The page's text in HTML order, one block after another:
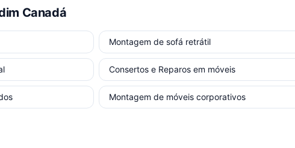
Canadá
Montagem de sofá retrátil
Consertos e Reparos em móveis
Montagem de móveis corporativos